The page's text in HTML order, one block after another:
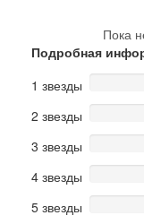
Пока
Подробная
1 звезды
2 звезды
3 звезды
4 звезды
5 звезды